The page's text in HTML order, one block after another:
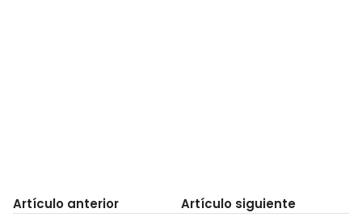
Artículo anterior Artículo siguiente